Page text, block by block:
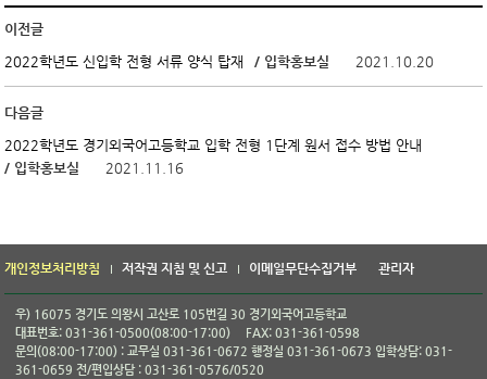
이전글
2022학년도 신입학 전형 서류 양식 탑재 / 입학홍보실 2021.10.20
다음글
2022학년도 경기외국어고등학교 입학 전형 1단계 원서 접수 방법 안내
/ 입학홍보실
2021.11.16
개인정보처리방침 저작권 지침 및 신고 이메일무단수집거부 관리자
우) 16075 경기도 의왕시 고산로 105번길 30 경기외국어고등학교
대표번호: 031-361-0500(08:00-17:00)
FAX: 031-361-0598
문의(08:00-17:00) : 교무실 031-361-0672 행정실 031-361-0673 입학상담: 031-
361-0659 전/편입상담 : 031-361-0576/0520